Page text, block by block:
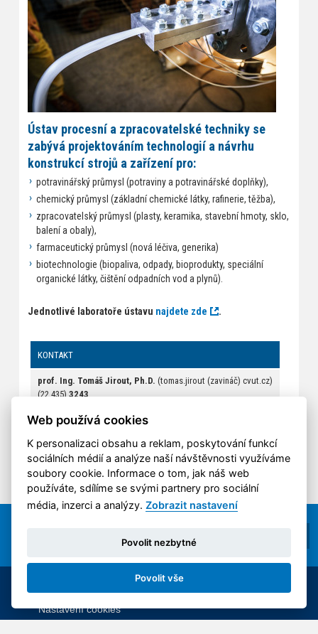
Ústav procesní a zpracovatelské techniky se
zabývá projektováním technologií a návrhu
konstrukcí strojů a zařízení pro:
potravinářský průmysl (potraviny a potravinářské doplňky),
chemický průmysl (základní chemické látky, rafinerie, těžba),
zpracovatelský průmysl (plasty, keramika, stavební hmoty, sklo,
balení a obaly),
farmaceutický průmysl (nová léčiva, generika)
biotechnologie (biopaliva, odpady, bioprodukty, speciální
organické látky, čištění odpadních vod a plynů).
Jednotlivé laboratoře ústavu najdete zde .
KONTAKT
prof. Ing. Tomáš Jirout, Ph.D. (tomas.jirout (zavináč) cvut.cz)
(22 435) 3243
© 2014-2026 ČVUT FS | All rights reserved |
Nastavení cookies
Web používá cookies
K personalizaci obsahu a reklam, poskytování funkcí
sociálních médií a analýze naší návštěvnosti využíváme
soubory cookie. Informace o tom, jak náš web
používáte, sdílíme se svými partnery pro sociální
média, inzerci a analýzy.Zobrazit nastavení
Povolit nezbytné
Povolit vše